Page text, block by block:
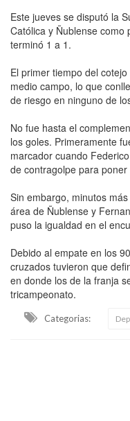
Este jueves se disputó la
Católica y Ñublense
terminó 1 a 1.
El primer tiempo del
medio campo, lo que
de riesgo en ninguno de
No fue hasta el
los goles. Primeramente
marcador cuando
de contragolpe para
Sin embargo, minutos
área de Ñublense y
puso la igualdad en el
Debido al empate en los
cruzados tuvieron que
en donde los de la franja
tricampeonato.
Categorias: